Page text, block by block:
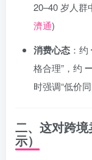
20–40 岁人群
濟通)
消费心态 ：约
格合理”，约
时强调“低价
二、这对跨
示）